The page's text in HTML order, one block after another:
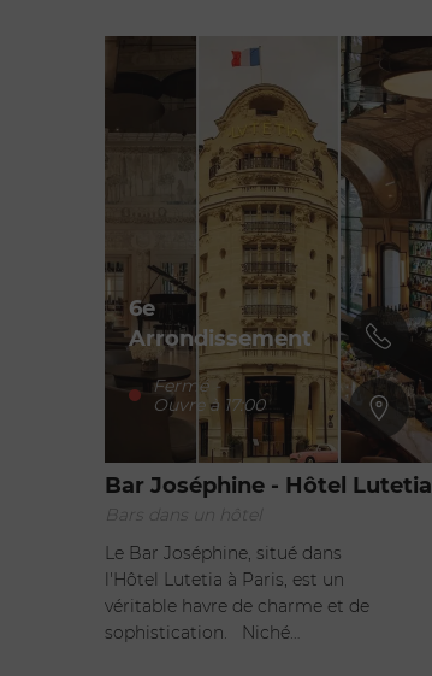
6e
Arrondissement
Fermé -
Ouvre à 17:00
Bar Joséphine - Hôtel Lutetia
Bars dans un hôtel
Le Bar Joséphine, situé dans
l'Hôtel Lutetia à Paris, est un
véritable havre de charme et de
sophistication. Niché…